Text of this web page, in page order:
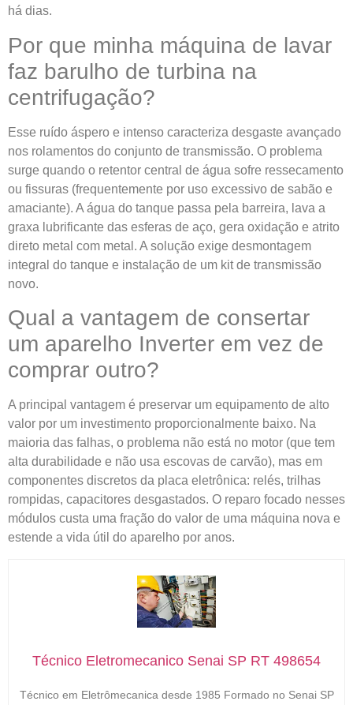
há dias.
Por que minha máquina de lavar
faz barulho de turbina na
centrifugação?
Esse ruído áspero e intenso caracteriza desgaste avançado
nos rolamentos do conjunto de transmissão. O problema
surge quando o retentor central de água sofre ressecamento
ou fissuras (frequentemente por uso excessivo de sabão e
amaciante). A água do tanque passa pela barreira, lava a
graxa lubrificante das esferas de aço, gera oxidação e atrito
direto metal com metal. A solução exige desmontagem
integral do tanque e instalação de um kit de transmissão
novo.
Qual a vantagem de consertar
um aparelho Inverter em vez de
comprar outro?
A principal vantagem é preservar um equipamento de alto
valor por um investimento proporcionalmente baixo. Na
maioria das falhas, o problema não está no motor (que tem
alta durabilidade e não usa escovas de carvão), mas em
componentes discretos da placa eletrônica: relés, trilhas
rompidas, capacitores desgastados. O reparo focado nesses
módulos custa uma fração do valor de uma máquina nova e
estende a vida útil do aparelho por anos.
Técnico Eletromecanico Senai SP RT 498654
Técnico em Eletrômecanica desde 1985 Formado no Senai SP